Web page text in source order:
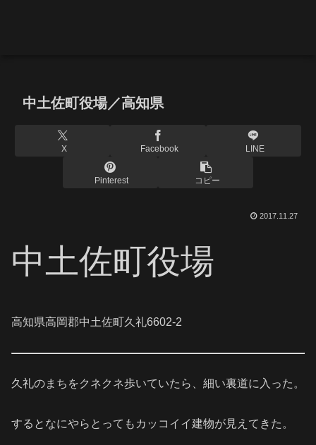
中土佐町役場／高知県
X Facebook LINE
Pinterest コピー
2017.11.27
中土佐町役場
高知県高岡郡中土佐町久礼6602-2
久礼のまちをクネクネ歩いていたら、細い裏道に入った。
するとなにやらとってもカッコイイ建物が見えてきた。